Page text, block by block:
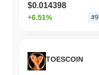
過去24時間で、LUKSO
LUKSOの価格範囲
史上最高値（ATH）：
$0.014398
+6.51%
TOESCOIN